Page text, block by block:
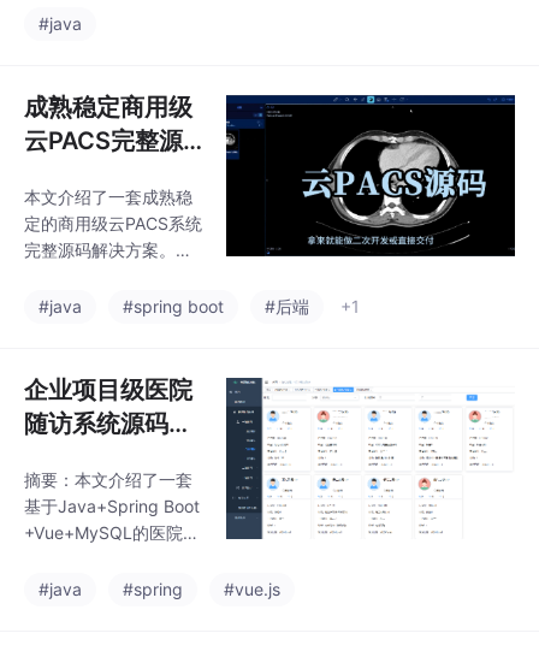
特色功能包括PDA扫码
限
ui等技术，后端采用Spr
tomp、Vintage-Engin
e、Thymeleaf等技术，
数据库使用MySQL。支
包括预约挂号、划价收
费、医生工作站、电子
病历、药库管理等模
购、入库、出库、
#java
成熟稳定商用级
云PACS完整源
署上线，基于Sp
ring Boot 3.5 +
构建
本文介绍了一套成熟稳
定的商用级云PACS系统
完整源码解决方案。该
栈，前端基于Vue3+Ty
数据库使用MySQL8.
0，支持国产化环境部
署。系统覆盖放射、超
科，提供从患者登记到
胶片打印的全流程管
理，内置专业影像浏览
功能。包含12个核心功
#java #spring boot #后端 +1
企业项目级医院
随访系统源码，
统，技术框架：
Java+Spring b
-Design+MySQ
摘要：本文介绍了一套
基于Java+Spring Boot
+Vue+MySQL的医院随
统通过信息化手段优化
#java #spring #vue.js